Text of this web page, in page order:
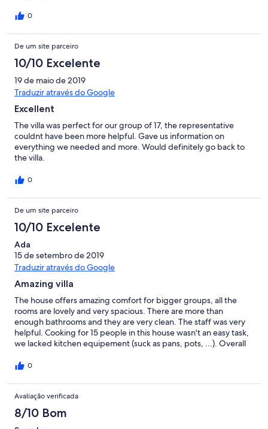
0
De um site parceiro
10/10 Excelente
19 de maio de 2019
Traduzir através do Google
Excellent
The villa was perfect for our group of 17, the representative
couldnt have been more helpful. Gave us information on
everything we needed and more. Would definitely go back to
the villa.
0
De um site parceiro
10/10 Excelente
Ada
15 de setembro de 2019
Traduzir através do Google
Amazing villa
The house offers amazing comfort for bigger groups, all the
rooms are lovely and very spacious. There are more than
enough bathrooms and they are very clean. The staff was very
helpful. Cooking for 15 people in this house wasn't an easy task,
we lacked kitchen equipement (suck as pans, pots, ...). Overall
0
Avaliação verificada
8/10 Bom